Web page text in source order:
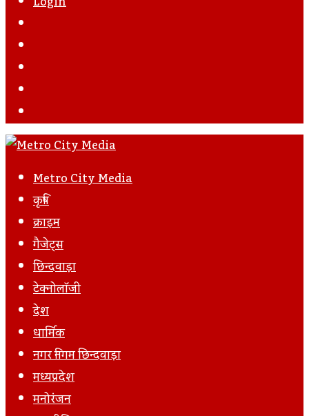
Metro City Media
कृषि
क्राइम
गैजेट्स
छिन्दवाड़ा
टेक्नोलॉजी
देश
धार्मिक
नगर निगम छिन्दवाड़ा
मध्यप्रदेश
मनोरंजन